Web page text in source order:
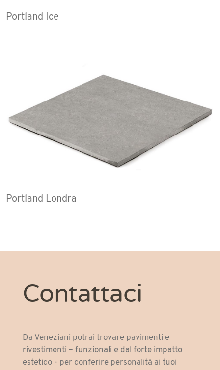
Portland Ice
Portland Londra
Contattaci
Da Veneziani potrai trovare pavimenti e
rivestimenti – funzionali e dal forte impatto
estetico - per conferire personalità ai tuoi